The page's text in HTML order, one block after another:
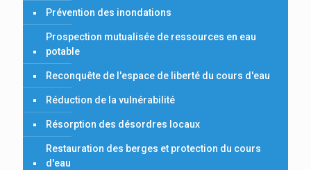
Prévention des inondations
Prospection mutualisée de ressources en eau
potable
Reconquête de l'espace de liberté du cours d'eau
Réduction de la vulnérabilité
Résorption des désordres locaux
Restauration des berges et protection du cours
d'eau